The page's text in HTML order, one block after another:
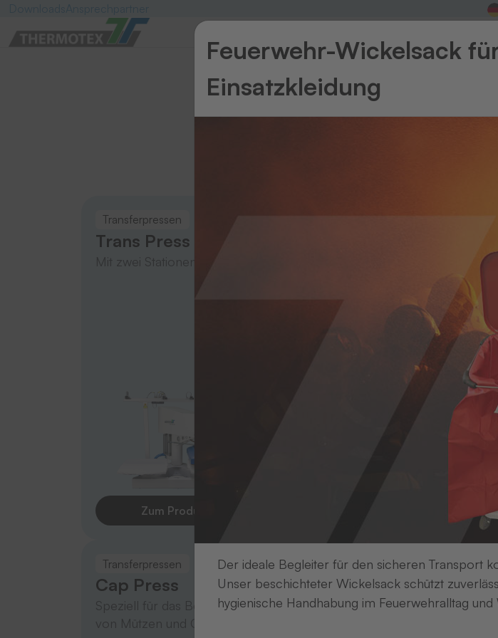
Transferpressen
Trans Press 20
Zum Produkt
Im
Transferpressen
Cap Press
Speziell für das Bedrucken
Feuerwehr-Wickelsack
Einsatzkleidung
Der ideale Begleiter für den sicheren Transport
Unser beschichteter Wickelsack schützt
hygienische Handhabung im Feuerwehralltag und